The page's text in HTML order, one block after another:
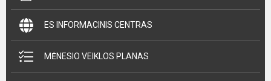
ES INFORMACINIS CENTRAS
MĖNESIO VEIKLOS PLANAS